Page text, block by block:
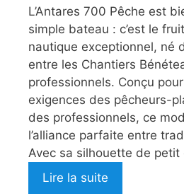
L’Antares 700 Pêche est
simple bateau : c’est le
nautique exceptionnel, né
entre les Chantiers
professionnels. Conçu
exigences des pêcheurs-
des professionnels, ce
l’alliance parfaite entre
Avec sa silhouette de petit
Lire la suite